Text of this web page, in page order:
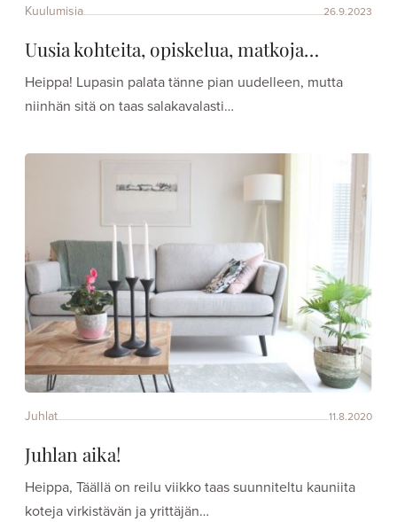
Kuulumisia 26.9.2023
Uusia kohteita, opiskelua, matkoja…
Heippa! Lupasin palata tänne pian uudelleen, mutta
niinhän sitä on taas salakavalasti…
Juhlat 11.8.2020
Juhlan aika!
Heippa, Täällä on reilu viikko taas suunniteltu kauniita
koteja virkistävän ja yrittäjän…